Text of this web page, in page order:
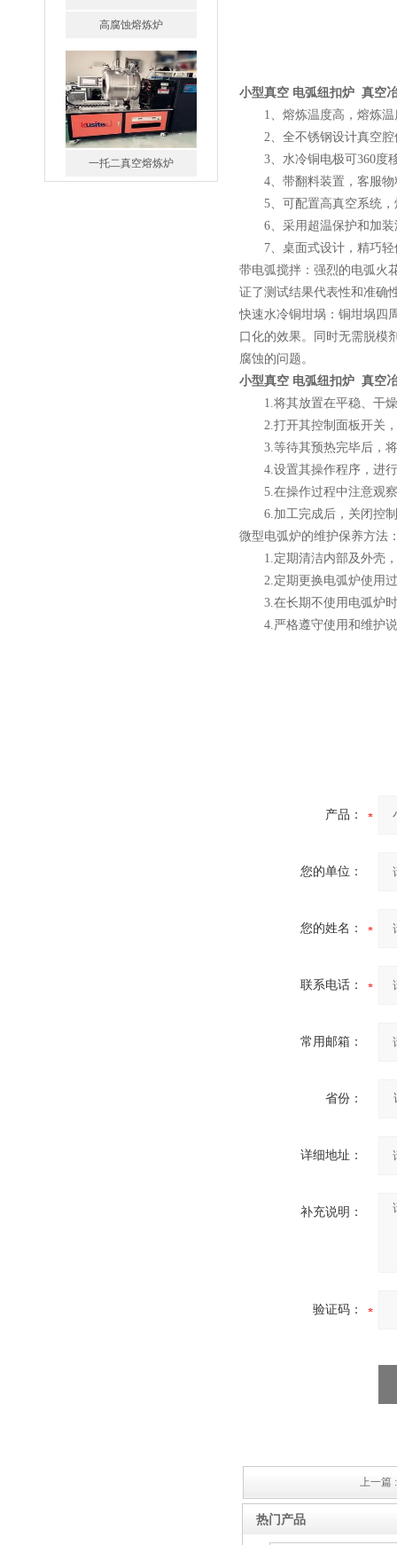
一托二真空熔炼炉
小型真空 电弧纽扣炉 真空
1、熔炼温度高，熔炼温
2、全不锈钢设计真空腔
3、水冷铜电极可360度移
4、带翻料装置，客服物
5、可配置高真空系统，
6、采用超温保护和加装
7、桌面式设计，精巧轻
带电弧搅拌：强烈的电弧火
证了测试结果代表性和准确
快速水冷铜坩埚：铜坩埚四
口化的效果。同时无需脱模
腐蚀的问题。
小型真空 电弧纽扣炉 真空
1.将其放置在平稳、干燥
2.打开其控制面板开关，
3.等待其预热完毕后，将
4.设置其操作程序，进行
5.在操作过程中注意观察
6.加工完成后，关闭控制
微型电弧炉的维护保养方法
1.定期清洁内部及外壳，
2.定期更换电弧炉使用过
3.在长期不使用电弧炉时
4.严格遵守使用和维护说
产品：
您的单位：
您的姓名：
联系电话：
常用邮箱：
省份：
详细地址：
补充说明：
验证码：
上一篇
热门产品